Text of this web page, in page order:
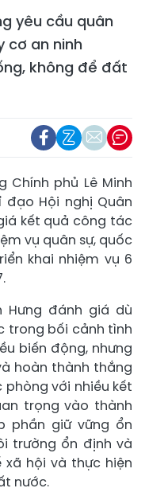
yêu cầu quân
cơ an ninh
không để đất
Chính phủ Lê Minh
Hội nghị Quân
kết quả công tác
vụ quân sự, quốc
khai nhiệm vụ 6
Hưng đánh giá dù
trong bối cảnh tình
biến động, nhưng
hoàn thành thắng
phòng với nhiều kết
trọng vào thành
phần giữ vững ổn
trường ổn định và
hội và thực hiện
nước.